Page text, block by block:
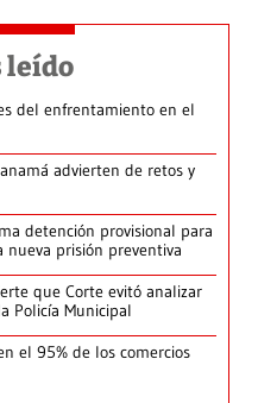
leído
del enfrentamiento en el
advierten de retos y
detención provisional para
prisión preventiva
que Corte evitó analizar
Policía Municipal
el 95% de los comercios